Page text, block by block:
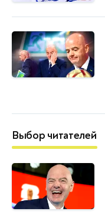
Выбор читателей